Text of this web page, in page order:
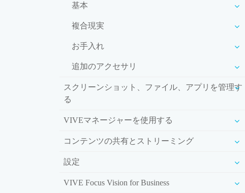
基本
複合現実
お手入れ
追加のアクセサリ
スクリーンショット、ファイル、アプリを管理す
る
VIVEマネージャーを使用する
コンテンツの共有とストリーミング
設定
VIVE Focus Vision for Business